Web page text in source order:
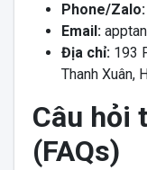
Phone/Zalo:
Email:
Địa chỉ:193
Thanh Xuân,
Câu hỏi
(FAQs)